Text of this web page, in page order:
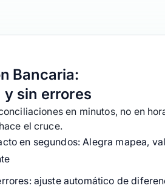
Bancaria:
sin errores
en segundos: Alegra mapea,
ajuste automático de
en minutos, no en
el cruce.